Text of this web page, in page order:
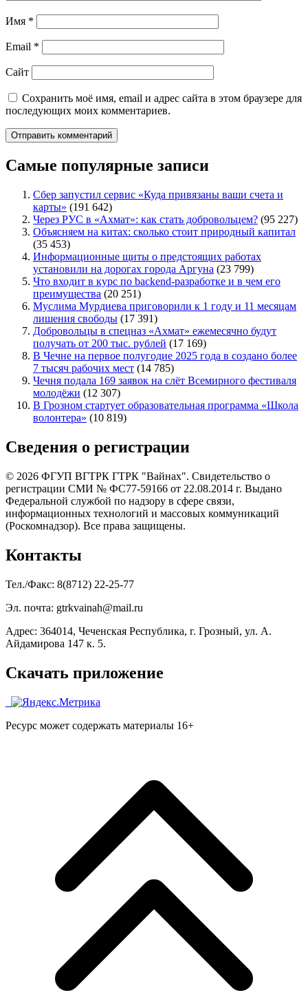
Имя *
Email *
Сайт
Сохранить моё имя, email и адрес сайта в этом браузере для
последующих моих комментариев.
Самые популярные записи
Сбер запустил сервис «Куда привязаны ваши счета и
карты» (191 642)
Через РУС в «Ахмат»: как стать добровольцем? (95 227)
Объясняем на китах: сколько стоит природный капитал
(35 453)
Информационные щиты о предстоящих работах
установили на дорогах города Аргуна (23 799)
Что входит в курс по backend-разработке и в чем его
преимущества (20 251)
Муслима Мурдиева приговорили к 1 году и 11 месяцам
лишения свободы (17 391)
Добровольцы в спецназ «Ахмат» ежемесячно будут
получать от 200 тыс. рублей (17 169)
В Чечне на первое полугодие 2025 года в создано более
7 тысяч рабочих мест (14 785)
Чечня подала 169 заявок на слёт Всемирного фестиваля
молодёжи (12 307)
В Грозном стартует образовательная программа «Школа
волонтера» (10 819)
Сведения о регистрации
© 2026 ФГУП ВГТРК ГТРК "Вайнах". Свидетельство о
регистрации СМИ № ФС77-59166 от 22.08.2014 г. Выдано
Федеральной службой по надзору в сфере связи,
информационных технологий и массовых коммуникаций
(Роскомнадзор). Все права защищены.
Контакты
Тел./Факс: 8(8712) 22-25-77
Эл. почта: gtrkvainah@mail.ru
Адрес: 364014, Чеченская Республика, г. Грозный, ул. А.
Айдамирова 147 к. 5.
Скачать приложение
Ресурс может содержать материалы 16+